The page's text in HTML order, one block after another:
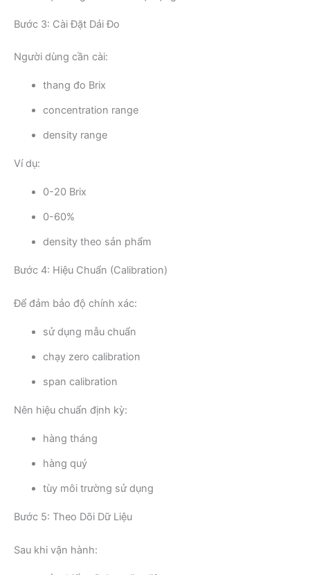
Bước 3: Cài Đặt Dải Đo
Người dùng cần cài:
thang đo Brix
concentration range
density range
Ví dụ:
0-20 Brix
0-60%
density theo sản phẩm
Bước 4: Hiệu Chuẩn (Calibration)
Để đảm bảo độ chính xác:
sử dụng mẫu chuẩn
chạy zero calibration
span calibration
Nên hiệu chuẩn định kỳ:
hàng tháng
hàng quý
tùy môi trường sử dụng
Bước 5: Theo Dõi Dữ Liệu
Sau khi vận hành: